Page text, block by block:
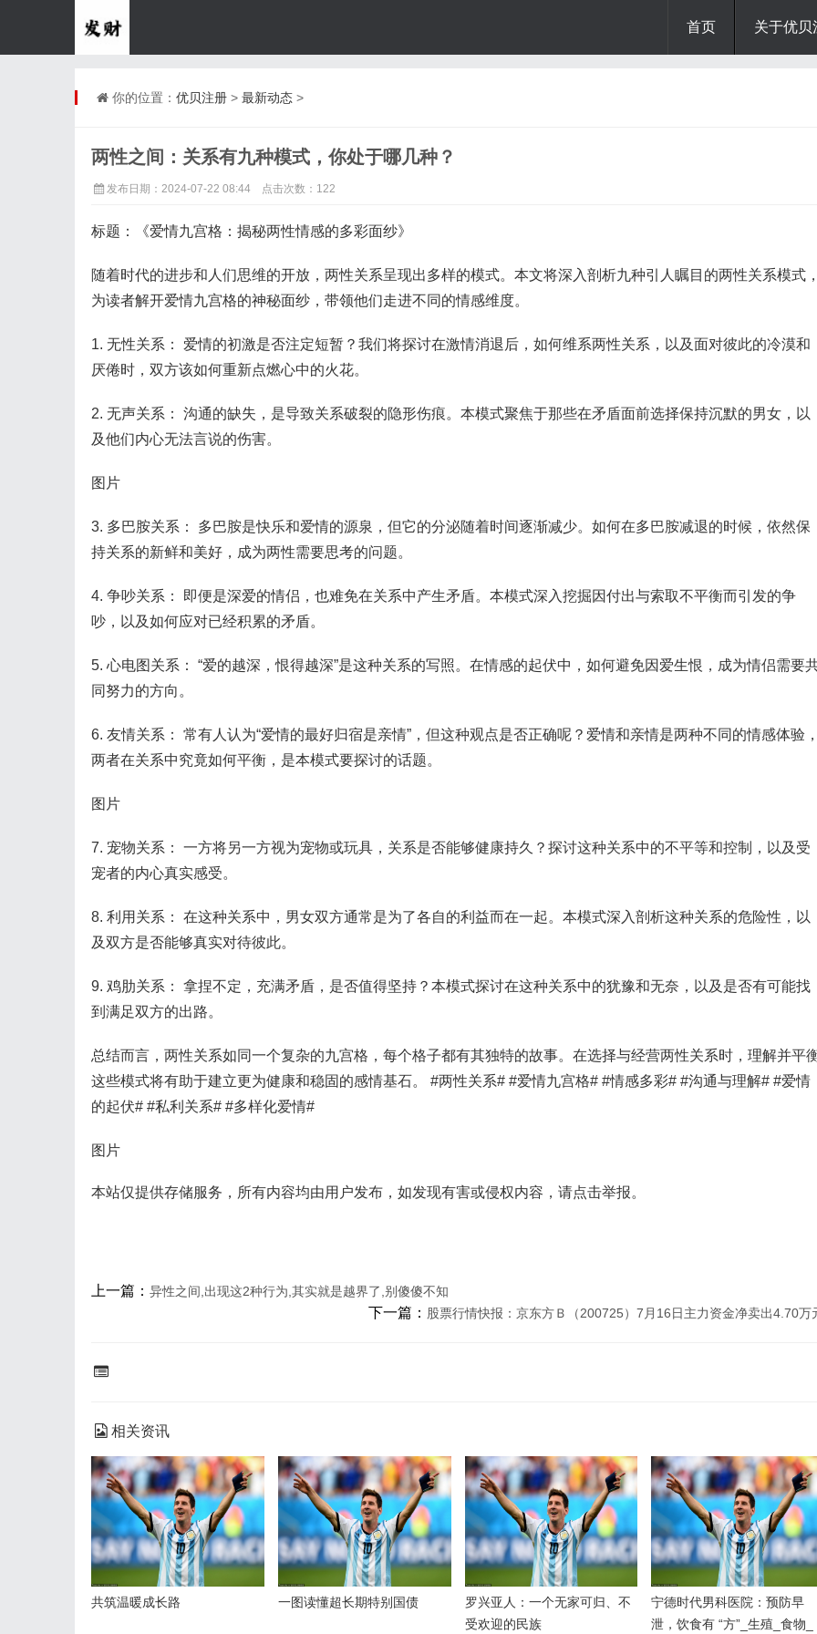
首页 关于优贝
你的位置： 优贝注册> 最新动态>
两性之间：关系有九种模式，你处于哪几种？
发布日期：2024-07-22 08:44 点击次数：122
标题：《爱情九宫格：揭秘两性情感的多彩面纱》
随着时代的进步和人们思维的开放，两性关系呈现出多样的模式。本文将深入剖析九种引人瞩目的两性关系模式
为读者解开爱情九宫格的神秘面纱，带领他们走进不同的情感维度。
1. 无性关系： 爱情的初激是否注定短暂？我们将探讨在激情消退后，如何维系两性关系，以及面对彼此的冷漠和
厌倦时，双方该如何重新点燃心中的火花。
2. 无声关系： 沟通的缺失，是导致关系破裂的隐形伤痕。本模式聚焦于那些在矛盾面前选择保持沉默的男女，以
及他们内心无法言说的伤害。
图片
3. 多巴胺关系： 多巴胺是快乐和爱情的源泉，但它的分泌随着时间逐渐减少。如何在多巴胺减退的时候，依然保
持关系的新鲜和美好，成为两性需要思考的问题。
4. 争吵关系： 即便是深爱的情侣，也难免在关系中产生矛盾。本模式深入挖掘因付出与索取不平衡而引发的争
吵，以及如何应对已经积累的矛盾。
5. 心电图关系： “爱的越深，恨得越深”是这种关系的写照。在情感的起伏中，如何避免因爱生恨，成为情侣需要
同努力的方向。
6. 友情关系： 常有人认为“爱情的最好归宿是亲情”，但这种观点是否正确呢？爱情和亲情是两种不同的情感体验
两者在关系中究竟如何平衡，是本模式要探讨的话题。
图片
7. 宠物关系： 一方将另一方视为宠物或玩具，关系是否能够健康持久？探讨这种关系中的不平等和控制，以及受
宠者的内心真实感受。
8. 利用关系： 在这种关系中，男女双方通常是为了各自的利益而在一起。本模式深入剖析这种关系的危险性，以
及双方是否能够真实对待彼此。
9. 鸡肋关系： 拿捏不定，充满矛盾，是否值得坚持？本模式探讨在这种关系中的犹豫和无奈，以及是否有可能找
到满足双方的出路。
总结而言，两性关系如同一个复杂的九宫格，每个格子都有其独特的故事。在选择与经营两性关系时，理解并平
这些模式将有助于建立更为健康和稳固的感情基石。 #两性关系# #爱情九宫格# #情感多彩# #沟通与理解# #爱情
的起伏# #私利关系# #多样化爱情#
图片
本站仅提供存储服务，所有内容均由用户发布，如发现有害或侵权内容，请点击举报。
上一篇： 异性之间,出现这2种行为,其实就是越界了,别傻傻不知
下一篇： 股票行情快报：京东方Ｂ（200725）7月16日主力资金净卖出4.70万
相关资讯
共筑温暖成长路 一图读懂超长期特别国债
罗兴亚人：一个无家可归、不
受欢迎的民族
宁德时代男科医院：预防早
泄，饮食有 “方”_生殖_食物_